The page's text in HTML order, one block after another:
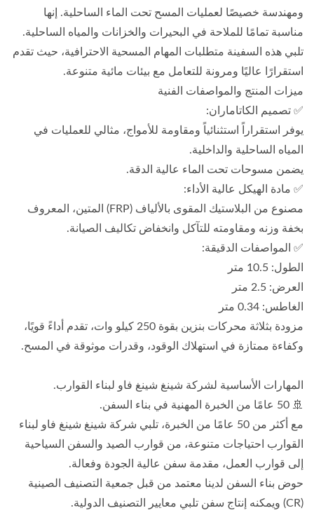
ومهندسة خصيصًا لعمليات المسح تحت الماء الساحلية. إنها
مناسبة تمامًا للملاحة في البحيرات والخزانات والمياه الساحلية.
تلبي هذه السفينة متطلبات المهام المسحية الاحترافية، حيث تقدم
استقرارًا عاليًا ومرونة للتعامل مع بيئات مائية متنوعة.
ميزات المنتج والمواصفات الفنية
✅ تصميم الكاتاماران:
يوفر استقراراً استثنائياً ومقاومة للأمواج، مثالي للعمليات في
المياه الساحلية والداخلية.
يضمن مسوحات تحت الماء عالية الدقة.
✅ مادة الهيكل عالية الأداء:
مصنوع من البلاستيك المقوى بالألياف (FRP) المتين، المعروف
بخفة وزنه ومقاومته للتآكل وانخفاض تكاليف الصيانة.
✅ المواصفات الدقيقة:
الطول: 10.5 متر
العرض: 2.5 متر
الغاطس: 0.34 متر
مزودة بثلاثة محركات بنزين بقوة 250 كيلو وات، تقدم أداءً قويًا،
وكفاءة ممتازة في استهلاك الوقود، وقدرات موثوقة في المسح.
المهارات الأساسية لشركة شينغ شينغ فاو لبناء القوارب.
🚢 50 عامًا من الخبرة المهنية في بناء السفن.
مع أكثر من 50 عامًا من الخبرة، تلبي شركة شينغ شينغ فاو لبناء
القوارب احتياجات متنوعة، من قوارب الصيد والسفن السياحية
إلى قوارب العمل، مقدمة سفن عالية الجودة وفعالة.
حوض بناء السفن لدينا معتمد من قبل جمعية التصنيف الصينية
(CR) ويمكنه إنتاج سفن تلبي معايير التصنيف الدولية.